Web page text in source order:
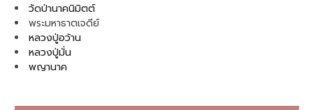
วัดป่านาคนิมิตต์
พระมหาธาตเจดีย์
หลวงปู่อว้าน
หลวงปู่มั่น
พญานาค